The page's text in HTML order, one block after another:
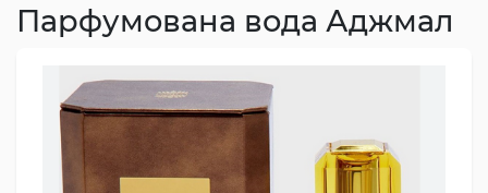
Парфумована вода Аджмал